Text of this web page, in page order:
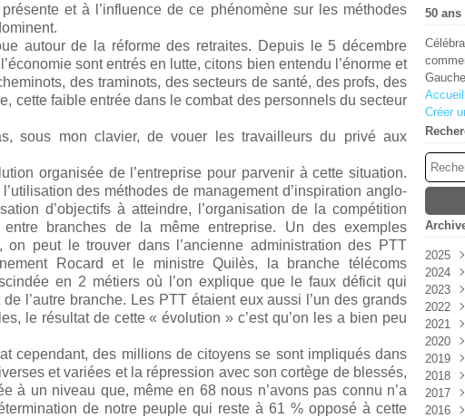
et à l’influence de ce phénomène sur les méthodes
autour de la réforme des retraites. Depuis le 5 décembre
sont entrés en lutte, citons bien entendu l’énorme et
des traminots, des secteurs de santé, des profs, des
cette faible entrée dans le combat des personnels du secteur
sous mon clavier, de vouer les travailleurs du privé aux
organisée de l’entreprise pour parvenir à cette situation.
des méthodes de management d’inspiration anglo-
d’objectifs à atteindre, l’organisation de la compétition
branches de la même entreprise. Un des exemples
on peut le trouver dans l’ancienne administration des PTT
Rocard et le ministre Quilès, la branche télécoms
en 2 métiers où l’on explique que le faux déficit qui
l’autre branche. Les PTT étaient eux aussi l’un des grands
le résultat de cette « évolution » c’est qu’on les a bien peu
cependant, des millions de citoyens se sont impliqués dans
et variées et la répression avec son cortège de blessés,
à un niveau que, même en 68 nous n’avons pas connu n’a
de notre peuple qui reste à 61 % opposé à cette
50 ans
Créer
2025
Août
Juin
2024
Août
Juin
2023
Avril
2022
Juin
Mai
Avril
Mars
2021
Août
Mai
2020
Août
2019
2018
2017
2016